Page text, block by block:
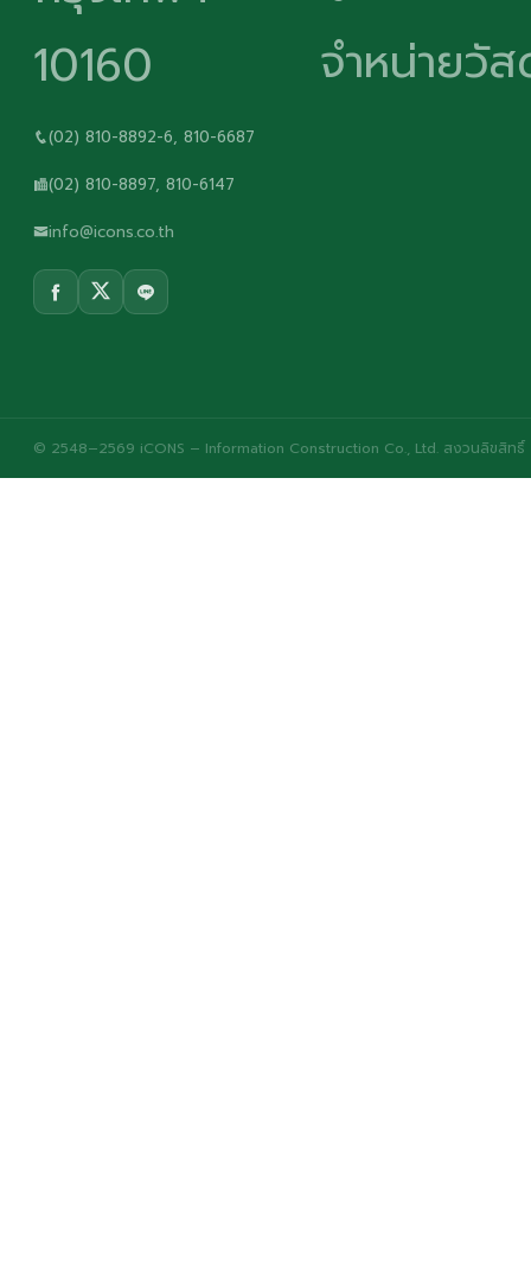
10160
(02) 810-8892-6, 810-6687
(02) 810-8897, 810-6147
info@icons.co.th
จำหน่ายวั
© 2548–2569 iCONS – Information Construction Co., Ltd. สงวนลิขสิทธิ์